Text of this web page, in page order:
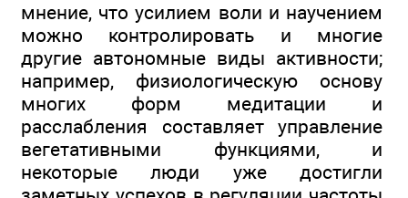
мнение, что усилием воли и научением
можно контролировать и многие
другие автономные виды активности;
например, физиологическую основу
многих форм медитации и
расслабления составляет управление
вегетативными функциями, и
некоторые люди уже достигли